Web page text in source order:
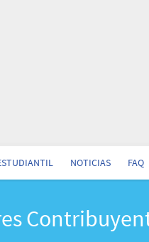
NOTICIAS FAQ